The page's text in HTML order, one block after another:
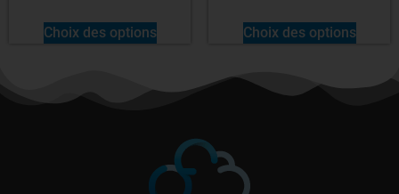
Choix des options Choix des options